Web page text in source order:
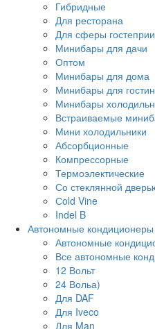
Гибридные
Для ресторана
Для сферы
Минибары для дачи
Оптом
Минибары для дома
Минибары для
Минибары
Встраиваемые
Мини холодильники
Абсорбционные
Компрессорные
Термоэлектические
Со стеклянной
Сold Vine
Indel B
Автономные кондиционеры
Автономные
Все автономные
12 Вольт
24 Вольа)
Для DAF
Для Iveco
Для Man